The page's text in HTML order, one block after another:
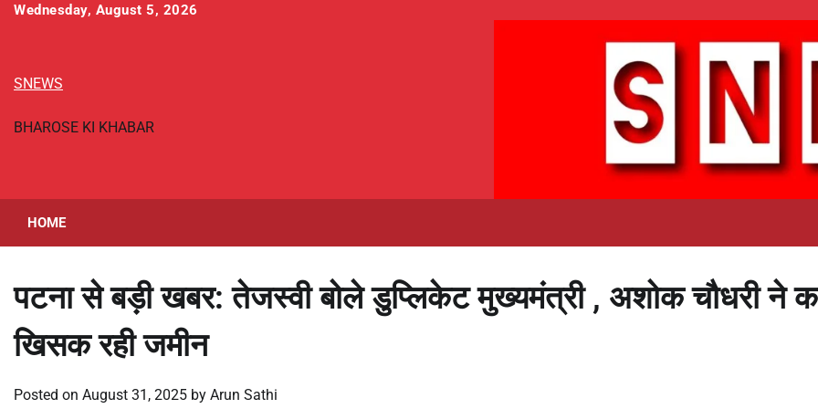
SkipWednesday, August 5, 2026
SNEWS
BHAROSE KI KHABAR
HOME
पटना से बड़ी खबर: तेजस्वी बोले डुप्लिकेट मुख्यमंत्री , अशोक चौधरी ने
खिसक रही जमीन
Posted on August 31, 2025 by Arun Sathi